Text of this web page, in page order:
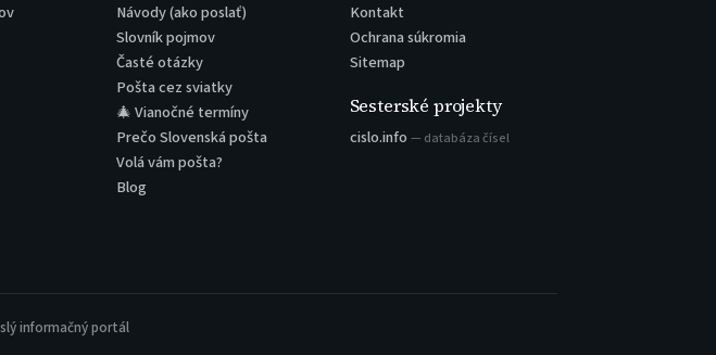
Návody (ako poslať)
Slovník pojmov
Časté otázky
Pošta cez sviatky
🎄 Vianočné termíny
Prečo Slovenská pošta
Volá vám pošta?
Blog
Kontakt
Ochrana súkromia
Sitemap
Sesterské projekty
cislo.info — databáza čísel
informačný portál